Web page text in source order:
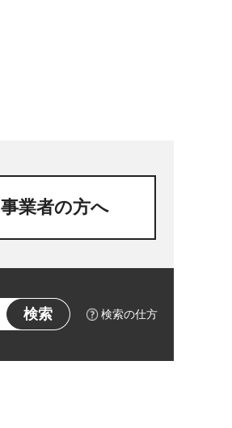
事業者の方へ
検索の仕方